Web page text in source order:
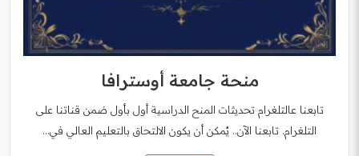
منحة جامعة أوسترافا
تابعنا عالتلغرام تحديثات المنح الدراسية أول بأول ضمن قناتنا على
التلغرام. تابعنا الآن.. يُمكن أن يكون الالتحاق بالتعليم العالي في…